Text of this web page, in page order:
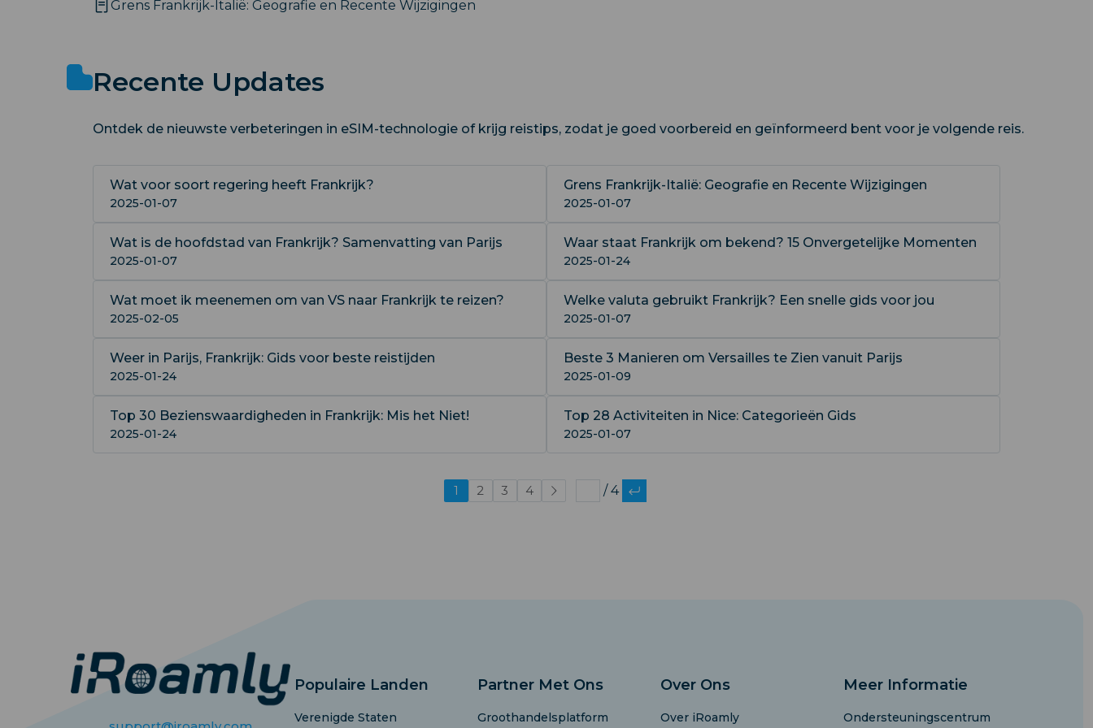
Grens Frankrijk-Italië: Geografie en Recente Wijzigingen
Recente Updates
Ontdek de nieuwste verbeteringen in eSIM-technologie of krijg reistips, zodat je goed voorbereid en geïnformeerd bent voor je volgende reis.
Wat voor soort regering heeft Frankrijk?
2025-01-07
Grens Frankrijk-Italië: Geografie en Recente Wijzigingen
2025-01-07
Wat is de hoofdstad van Frankrijk? Samenvatting van Parijs
2025-01-07
Waar staat Frankrijk om bekend? 15 Onvergetelijke Momenten
2025-01-24
Wat moet ik meenemen om van VS naar Frankrijk te reizen?
2025-02-05
Welke valuta gebruikt Frankrijk? Een snelle gids voor jou
2025-01-07
Weer in Parijs, Frankrijk: Gids voor beste reistijden
2025-01-24
Beste 3 Manieren om Versailles te Zien vanuit Parijs
2025-01-09
Top 30 Bezienswaardigheden in Frankrijk: Mis het Niet!
2025-01-24
Top 28 Activiteiten in Nice: Categorieën Gids
2025-01-07
1 2 3 4 / 4
Populaire Landen
Verenigde Staten
Partner Met Ons
Groothandelsplatform
Over Ons
Over iRoamly
Meer Informatie
Ondersteuningscentrum